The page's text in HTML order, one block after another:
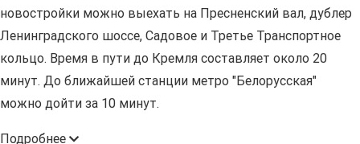
новостройки можно выехать на Пресненский вал, дублер
Ленинградского шоссе, Садовое и Третье Транспортное
кольцо. Время в пути до Кремля составляет около 20
минут. До ближайшей станции метро "Белорусская"
можно дойти за 10 минут.
Подробнее